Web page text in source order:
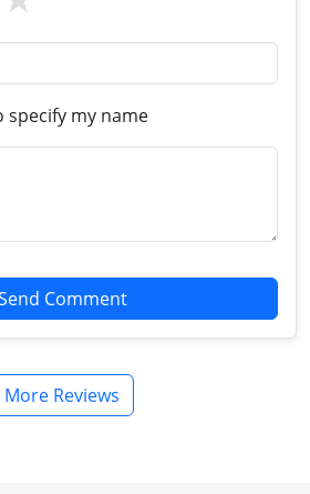
specify my name
Comment
More Reviews